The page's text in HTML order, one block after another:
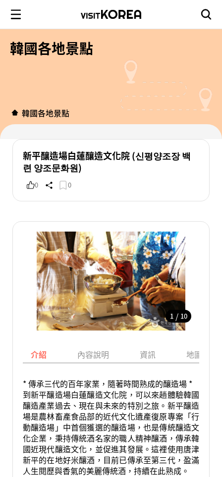
韓國各地景點
韓國各地景點
新平釀造場白蓮釀造文化院 (신평양조장 백
련 양조문화원)
0 0
1 / 10
介紹 內容說明 資訊 地圖
* 傳承三代的百年家業，隨著時間熟成的釀造場 *
到新平釀造場白蓮釀造文化院，可以來趟體驗韓國
釀造產業過去、現在與未來的特別之旅。新平釀造
場是農林畜產食品部的近代文化遺產復原專案「行
動釀造場」中首個獲選的釀造場，也是傳統釀造文
化企業，秉持傳統酒名家的職人精神釀酒，傳承韓
國近現代釀造文化，並促進其發展。這裡使用唐津
新平的在地好米釀酒，目前已傳承至第三代，盈滿
人生閱歷與香氣的美麗傳統酒，持續在此熟成。